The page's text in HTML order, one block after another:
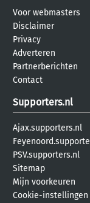
Voor webmasters
Disclaimer
Privacy
Adverteren
Partnerberichten
Contact
Supporters.nl
Ajax.supporters.nl
PSV.supporters.nl
Sitemap
Mijn voorkeuren
Cookie-instellingen